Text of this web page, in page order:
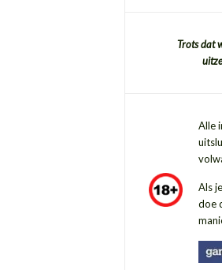
Trots dat
Alle
Als
doe